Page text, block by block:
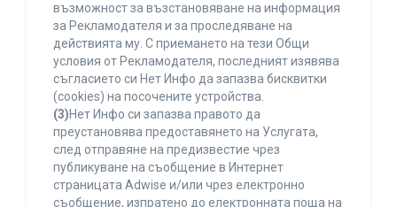
възможност за възстановяване на информация
за Рекламодателя и за проследяване на
действията му. С приемането на тези Общи
условия от Рекламодателя, последният изявява
съгласието си Нет Инфо да запазва бисквитки
(cookies) на посочените устройства.
(3)Нет Инфо си запазва правото да
преустановява предоставянето на Услугата,
след отправяне на предизвестие чрез
публикуване на съобщение в Интернет
страницата Adwise и/или чрез електронно
съобщение, изпратено до електронната поща на